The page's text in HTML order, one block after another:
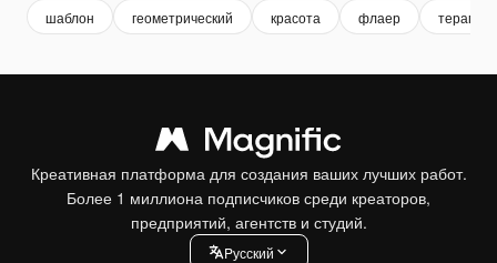
шаблон геометрический красота флаер терапия
Креативная платформа для создания ваших лучших работ.
Более 1 миллиона подписчиков среди креаторов,
предприятий, агентств и студий.
Pусский